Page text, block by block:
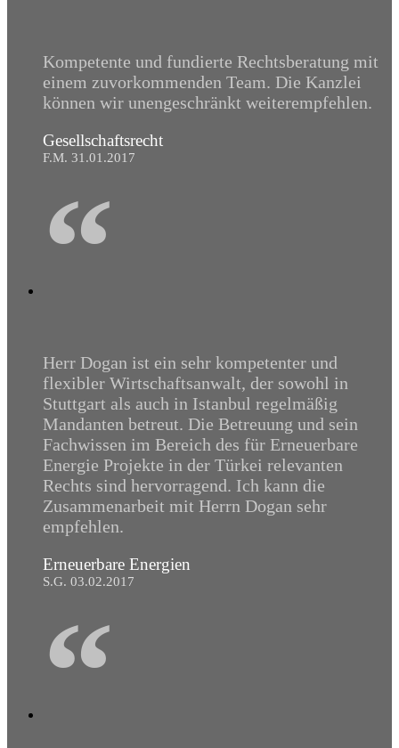
Kompetente und fundierte Rechtsberatung mit
einem zuvorkommenden Team. Die Kanzlei
können wir unengeschränkt weiterempfehlen.
Gesellschaftsrecht
F.M. 31.01.2017
“
Herr Dogan ist ein sehr kompetenter und
flexibler Wirtschaftsanwalt, der sowohl in
Stuttgart als auch in Istanbul regelmäßig
Mandanten betreut. Die Betreuung und sein
Fachwissen im Bereich des für Erneuerbare
Energie Projekte in der Türkei relevanten
Rechts sind hervorragend. Ich kann die
Zusammenarbeit mit Herrn Dogan sehr
empfehlen.
Erneuerbare Energien
S.G. 03.02.2017
“